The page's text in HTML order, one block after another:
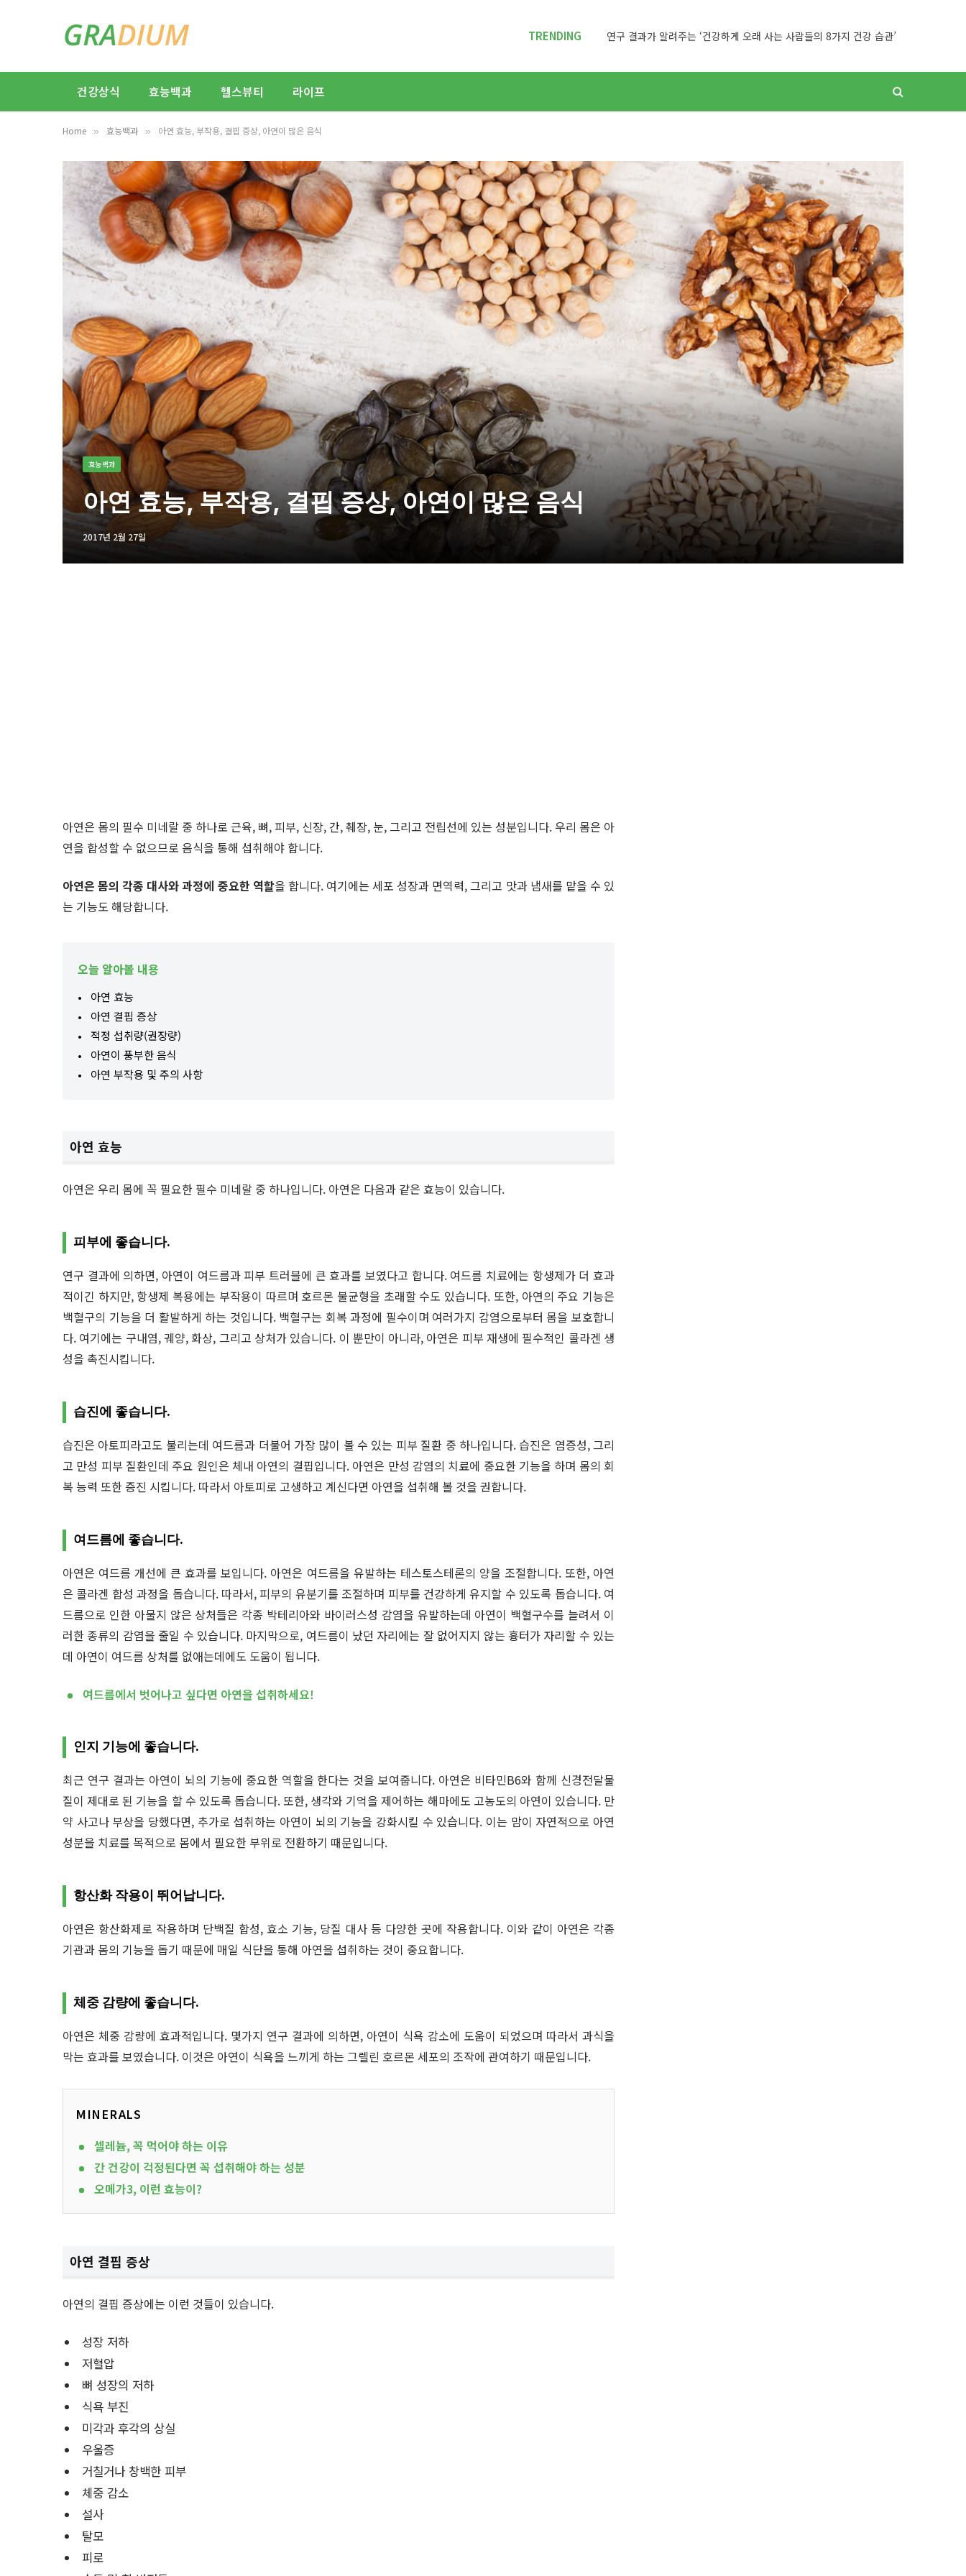
TRENDING 연구 결과가 알려주는 ‘건강하게 오래 사는 사람들의 8가지 건강 습관’
건강상식 효능백과 헬스뷰티 라이프
Home » 효능백과 » 아연 효능, 부작용, 결핍 증상, 아연이 많은 음식
효능백과
아연 효능, 부작용, 결핍 증상, 아연이 많은 음식
2017년 2월 27일
아연은 몸의 필수 미네랄 중 하나로 근육, 뼈, 피부, 신장, 간, 췌장, 눈, 그리고 전립선에 있는 성분입니다. 우리 몸은 아
연을 합성할 수 없으므로 음식을 통해 섭취해야 합니다.
아연은 몸의 각종 대사와 과정에 중요한 역할을 합니다. 여기에는 세포 성장과 면역력, 그리고 맛과 냄새를 맡을 수 있
는 기능도 해당합니다.
오늘 알아볼 내용
아연 효능
아연 결핍 증상
적정 섭취량(권장량)
아연이 풍부한 음식
아연 부작용 및 주의 사항
아연 효능
아연은 우리 몸에 꼭 필요한 필수 미네랄 중 하나입니다. 아연은 다음과 같은 효능이 있습니다.
피부에 좋습니다.
연구 결과에 의하면, 아연이 여드름과 피부 트러블에 큰 효과를 보였다고 합니다. 여드름 치료에는 항생제가 더 효과
적이긴 하지만, 항생제 복용에는 부작용이 따르며 호르몬 불균형을 초래할 수도 있습니다. 또한, 아연의 주요 기능은
백혈구의 기능을 더 활발하게 하는 것입니다. 백혈구는 회복 과정에 필수이며 여러가지 감염으로부터 몸을 보호합니
다. 여기에는 구내염, 궤양, 화상, 그리고 상처가 있습니다. 이 뿐만이 아니라, 아연은 피부 재생에 필수적인 콜라겐 생
성을 촉진시킵니다.
습진에 좋습니다.
습진은 아토피라고도 불리는데 여드름과 더불어 가장 많이 볼 수 있는 피부 질환 중 하나입니다. 습진은 염증성, 그리
고 만성 피부 질환인데 주요 원인은 체내 아연의 결핍입니다. 아연은 만성 감염의 치료에 중요한 기능을 하며 몸의 회
복 능력 또한 증진 시킵니다. 따라서 아토피로 고생하고 계신다면 아연을 섭취해 볼 것을 권합니다.
여드름에 좋습니다.
아연은 여드름 개선에 큰 효과를 보입니다. 아연은 여드름을 유발하는 테스토스테론의 양을 조절합니다. 또한, 아연
은 콜라겐 합성 과정을 돕습니다. 따라서, 피부의 유분기를 조절하며 피부를 건강하게 유지할 수 있도록 돕습니다. 여
드름으로 인한 아물지 않은 상처들은 각종 박테리아와 바이러스성 감염을 유발하는데 아연이 백혈구수를 늘려서 이
러한 종류의 감염을 줄일 수 있습니다. 마지막으로, 여드름이 났던 자리에는 잘 없어지지 않는 흉터가 자리할 수 있는
데 아연이 여드름 상처를 없애는데에도 도움이 됩니다.
여드름에서 벗어나고 싶다면 아연을 섭취하세요!
인지 기능에 좋습니다.
최근 연구 결과는 아연이 뇌의 기능에 중요한 역할을 한다는 것을 보여줍니다. 아연은 비타민B6와 함께 신경전달물
질이 제대로 된 기능을 할 수 있도록 돕습니다. 또한, 생각와 기억을 제어하는 해마에도 고농도의 아연이 있습니다. 만
약 사고나 부상을 당했다면, 추가로 섭취하는 아연이 뇌의 기능을 강화시킬 수 있습니다. 이는 맘이 자연적으로 아연
성분을 치료를 목적으로 몸에서 필요한 부위로 전환하기 때문입니다.
항산화 작용이 뛰어납니다.
아연은 항산화제로 작용하며 단백질 합성, 효소 기능, 당질 대사 등 다양한 곳에 작용합니다. 이와 같이 아연은 각종
기관과 몸의 기능을 돕기 때문에 매일 식단을 통해 아연을 섭취하는 것이 중요합니다.
체중 감량에 좋습니다.
아연은 체중 감량에 효과적입니다. 몇가지 연구 결과에 의하면, 아연이 식욕 감소에 도움이 되었으며 따라서 과식을
막는 효과를 보였습니다. 이것은 아연이 식욕을 느끼게 하는 그렐린 호르몬 세포의 조작에 관여하기 때문입니다.
MINERALS
셀레늄, 꼭 먹어야 하는 이유
간 건강이 걱정된다면 꼭 섭취해야 하는 성분
오메가3, 이런 효능이?
아연 결핍 증상
아연의 결핍 증상에는 이런 것들이 있습니다.
성장 저하
저혈압
뼈 성장의 저하
식욕 부진
미각과 후각의 상실
우울증
거칠거나 창백한 피부
체중 감소
설사
탈모
피로